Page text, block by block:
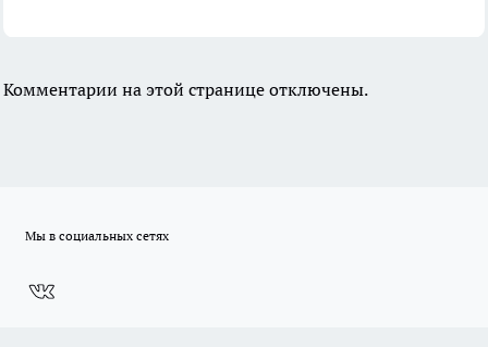
Комментарии на этой странице отключены.
Мы в социальных сетях